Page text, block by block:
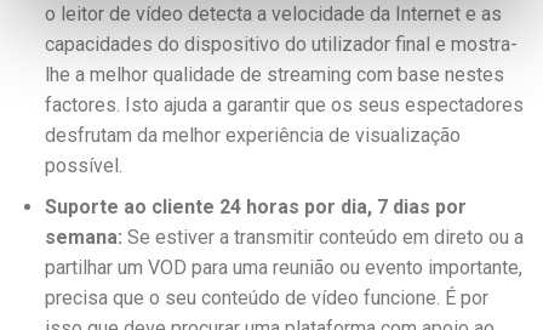
o leitor de vídeo detecta a velocidade da Internet e as
capacidades do dispositivo do utilizador final e mostra-
lhe a melhor qualidade de streaming com base nestes
factores. Isto ajuda a garantir que os seus espectadores
desfrutam da melhor experiência de visualização
possível.
Suporte ao cliente 24 horas por dia, 7 dias por
semana: Se estiver a transmitir conteúdo em direto ou a
partilhar um VOD para uma reunião ou evento importante,
precisa que o seu conteúdo de vídeo funcione. É por